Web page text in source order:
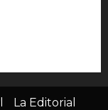
La Editorial